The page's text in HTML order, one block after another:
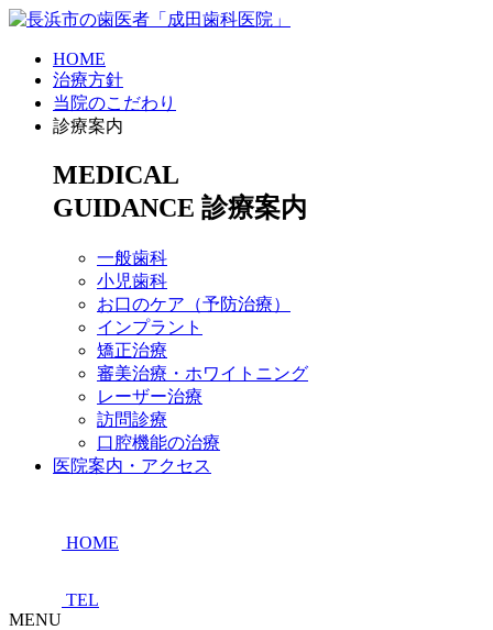
HOME
治療方針
当院のこだわり
診療案内
MEDICAL
GUIDANCE 診療案内
一般歯科
小児歯科
お口のケア（予防治療）
インプラント
矯正治療
審美治療・ホワイトニング
レーザー治療
訪問診療
口腔機能の治療
医院案内・アクセス
HOME
TEL
MENU